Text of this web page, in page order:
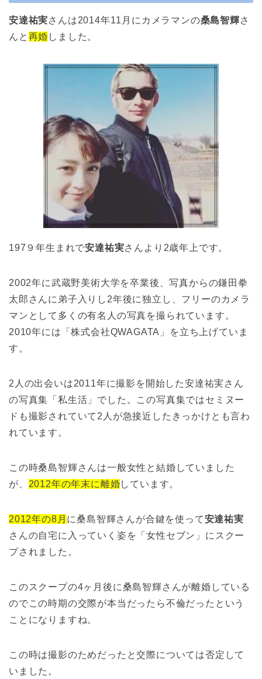
安達祐実さんは2014年11月にカメラマンの桑島智輝さ
んと 再婚 しました。
197９年生まれで安達祐実さんより2歳年上です。
2002年に武蔵野美術大学を卒業後、写真からの鎌田拳
太郎さんに弟子入りし2年後に独立し、フリーのカメラ
マンとして多くの有名人の写真を撮られています。
2010年には「株式会社QWAGATA」を立ち上げていま
す。
2人の出会いは2011年に撮影を開始した安達祐実さん
の写真集「私生活」でした。この写真集ではセミヌー
ドも撮影されていて2人が急接近したきっかけとも言わ
れています。
この時桑島智輝さんは一般女性と結婚していました
が、 2012年の年末に離婚しています。
2012年の8月 に桑島智輝さんが合鍵を使って安達祐実
さんの自宅に入っていく姿を「女性セブン」にスクー
プされました。
このスクープの4ヶ月後に桑島智輝さんが離婚している
のでこの時期の交際が本当だったら不倫だったという
ことになりますね。
この時は撮影のためだったと交際については否定して
いました。